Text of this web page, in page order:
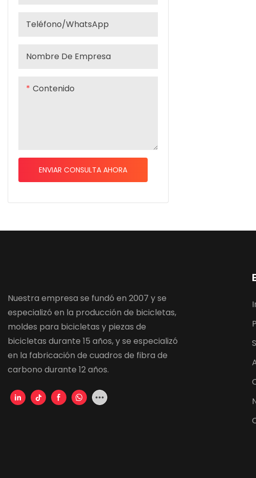
Teléfono/WhatsApp
Nombre De Empresa
Contenido
ENVIAR CONSULTA AHORA
Nuestra empresa se fundó en 2007 y se
especializó en la producción de bicicletas,
moldes para bicicletas y piezas de
bicicletas durante 15 años, y se especializó
en la fabricación de cuadros de fibra de
carbono durante 12 años.